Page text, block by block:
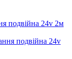
подвійна 24v 2м